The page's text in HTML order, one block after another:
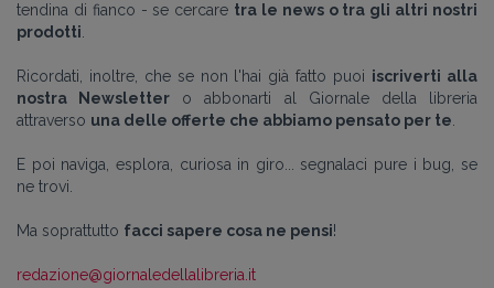
tendina di fianco - se cercare tra le news o tra gli altri nostri
prodotti
Ricordati, inoltre, che se non l'hai già fatto puoi iscriverti alla
nostra Newsletter o abbonarti al Giornale della libreria
attraverso una delle offerte che abbiamo pensato per te
E poi naviga, esplora, curiosa in giro... segnalaci pure i bug, se
ne trovi.
Ma soprattutto facci sapere cosa ne pensi!
redazione@giornaledellalibreria.it